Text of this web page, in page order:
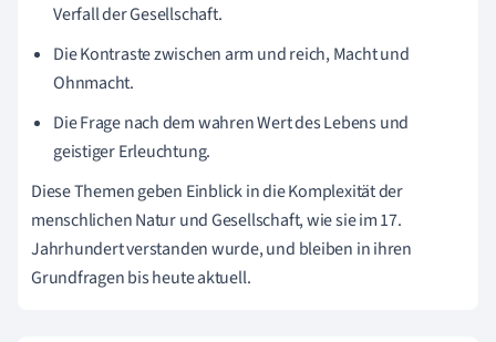
Verfall der Gesellschaft.
Die Kontraste zwischen arm und reich, Macht und
Ohnmacht.
Die Frage nach dem wahren Wert des Lebens und
geistiger Erleuchtung.
Diese Themen geben Einblick in die Komplexität der
menschlichen Natur und Gesellschaft, wie sie im 17.
Jahrhundert verstanden wurde, und bleiben in ihren
Grundfragen bis heute aktuell.